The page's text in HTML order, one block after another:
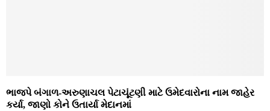
ભાજપે બંગાળ-અરુણાચલ પેટાચૂંટણી માટે ઉમેદવારોના નામ જાહેર
કર્યા, જાણો કોને ઉતાર્યા મેદાનમાં